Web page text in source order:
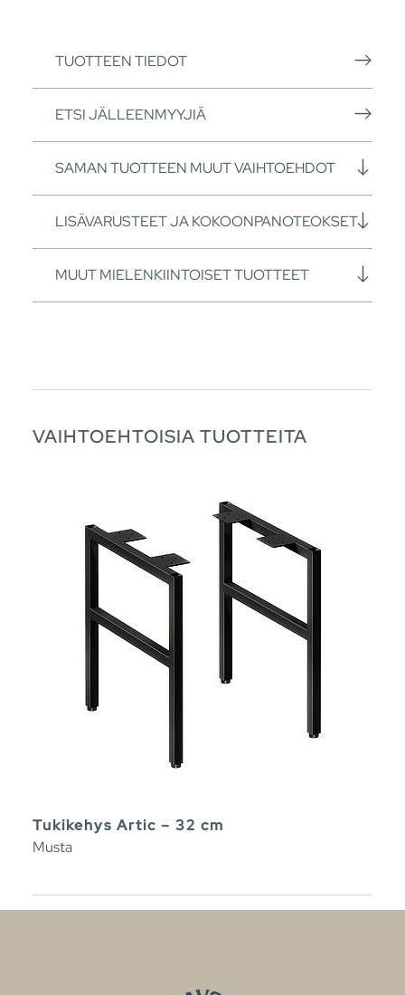
TUOTTEEN TIEDOT
ETSI JÄLLEENMYYJIÄ
SAMAN TUOTTEEN MUUT VAIHTOEHDOT
LISÄVARUSTEET JA KOKOONPANOTEOKSET
MUUT MIELENKIINTOISET TUOTTEET
VAIHTOEHTOISIA TUOTTEITA
Tukikehys Artic – 32 cm
Musta